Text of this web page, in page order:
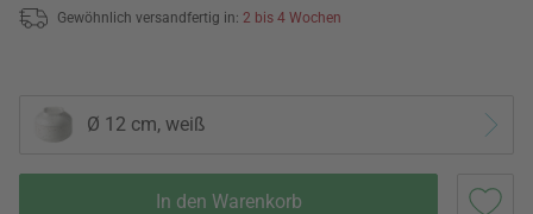
Gewöhnlich versandfertig in: 2 bis 4 Wochen
Ø 12 cm, weiß
In den Warenkorb